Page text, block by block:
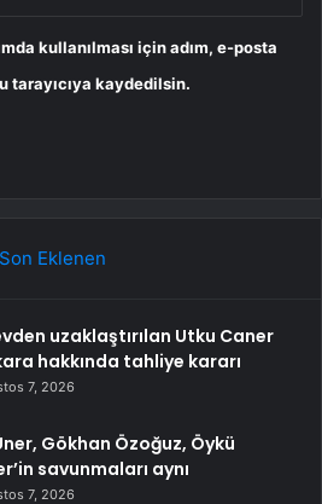
kullanılması için adım, e-posta
tarayıcıya kaydedilsin.
Son Eklenen
uzaklaştırılan Utku Caner
hakkında tahliye kararı
7, 2026
Gökhan Özoğuz, Öykü
savunmaları aynı
7, 2026